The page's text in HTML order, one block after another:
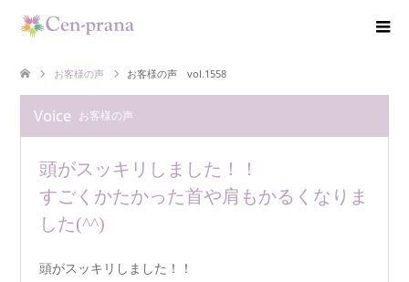
お客様の声 お客様の声 vol.1558
Voice お客様の声
頭がスッキリしました！！
すごくかたかった首や肩もかるくなりま
した(^^)
頭がスッキリしました！！